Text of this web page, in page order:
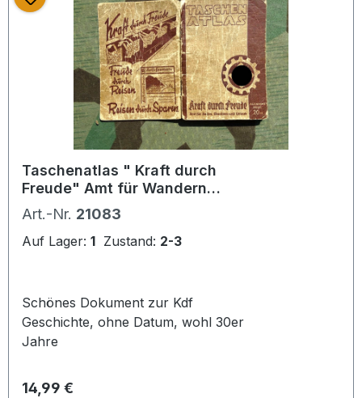
Taschenatlas " Kraft durch
Freude" Amt für Wandern
Reisen und Urlaub
Art.-Nr. 21083
Auf Lager: 1 Zustand: 2-3
Schönes Dokument zur Kdf
Geschichte, ohne Datum, wohl 30er
Jahre
Regulärer Preis:
14,99 €